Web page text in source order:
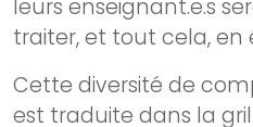
leurs enseignant.e.s
traiter, et tout cela, en
Cette diversité de
est traduite dans la